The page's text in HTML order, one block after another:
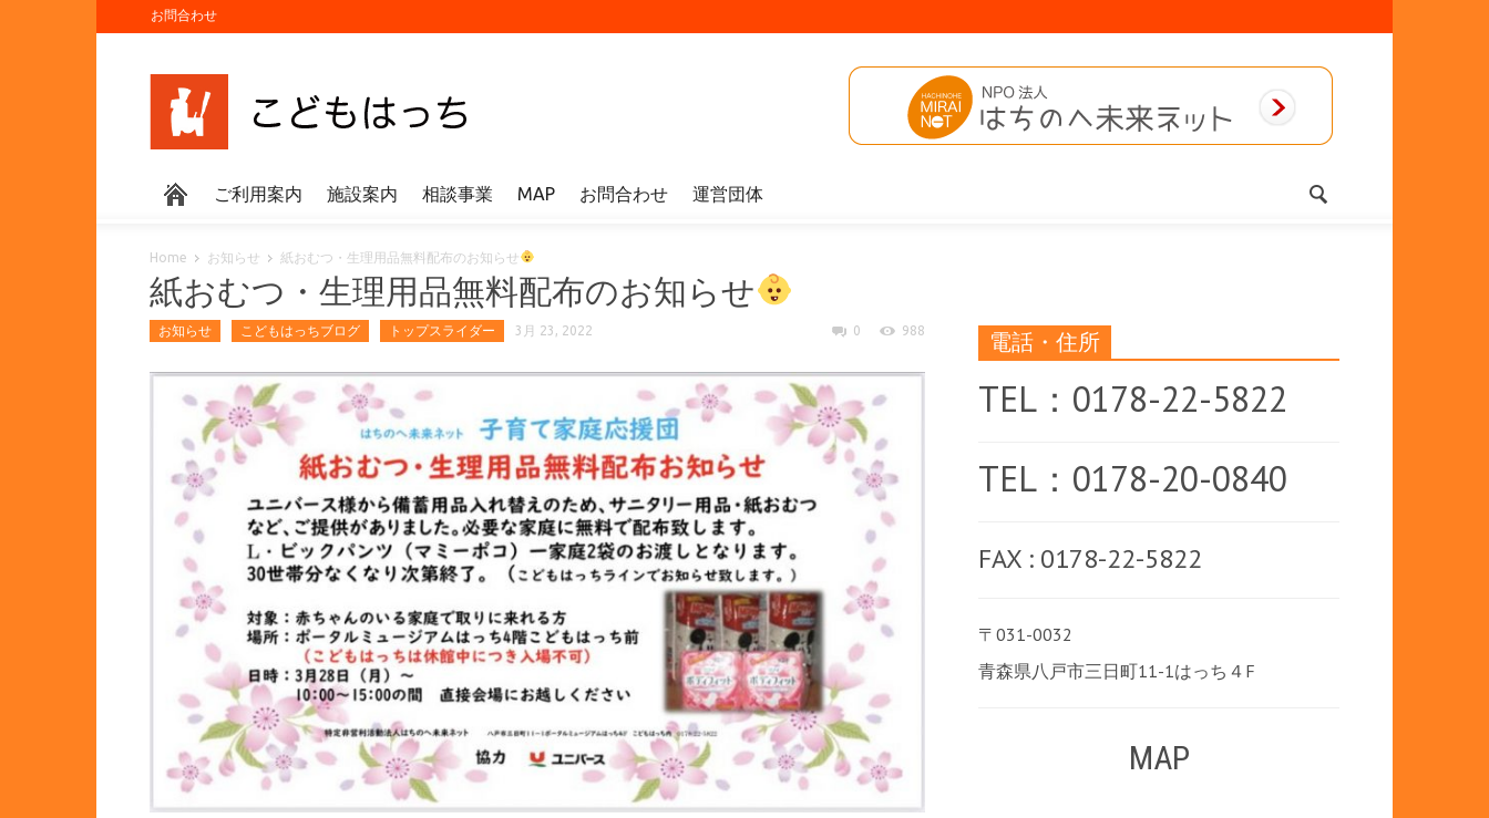
お問合わせ
ご利用案内 施設案内 相談事業 MAP お問合わせ 運営団体
Home お知らせ 紙おむつ・生理用品無料配布のお知らせ
紙おむつ・生理用品無料配布のお知らせ
お知らせ こどもはっちブログ トップスライダー 3月 23, 2022 0 988 電話・住所
TEL：0178-22-5822
TEL：0178-20-0840
FAX : 0178-22-5822
〒031-0032
青森県八戸市三日町11-1はっち４F
MAP